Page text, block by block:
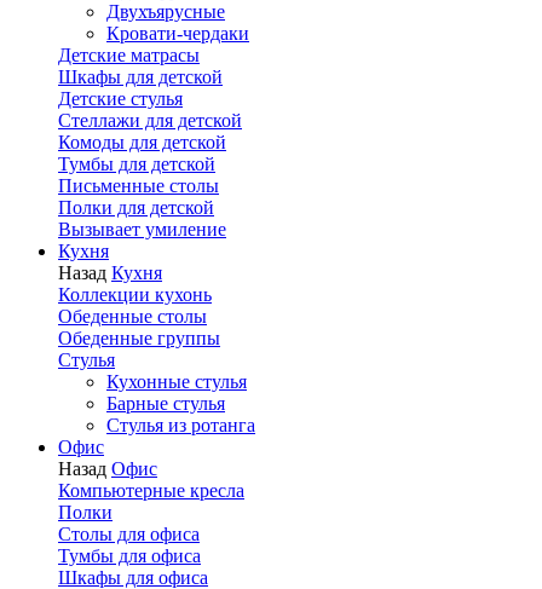
Двухъярусные
Кровати-чердаки
Детские матрасы
Шкафы для детской
Детские стулья
Стеллажи для детской
Комоды для детской
Тумбы для детской
Письменные столы
Полки для детской
Вызывает умиление
Кухня
Назад Кухня
Коллекции кухонь
Обеденные столы
Обеденные группы
Стулья
Кухонные стулья
Барные стулья
Стулья из ротанга
Офис
Назад Офис
Компьютерные кресла
Полки
Столы для офиса
Тумбы для офиса
Шкафы для офиса